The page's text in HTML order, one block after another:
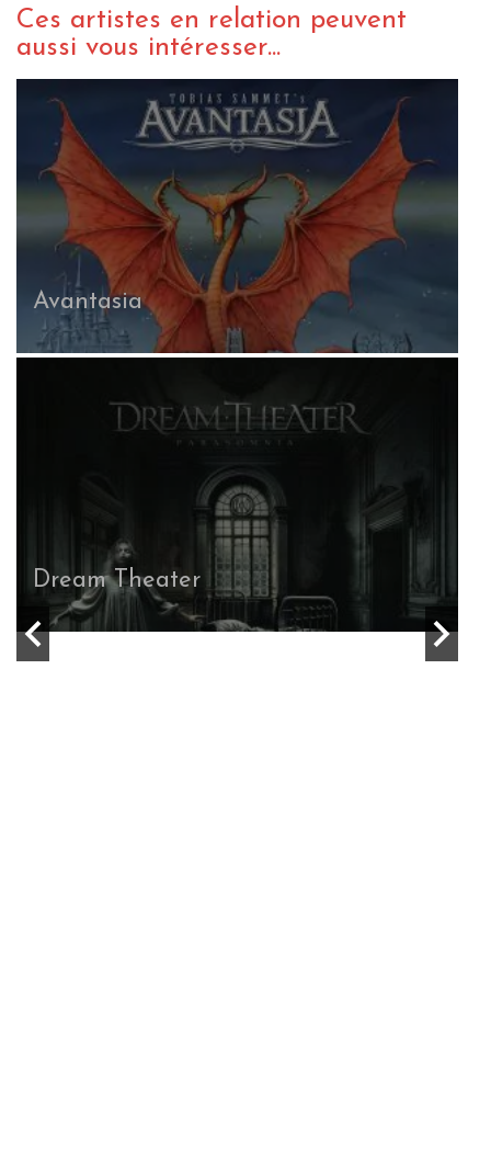
Ces artistes en relation peuvent
aussi vous intéresser...
Druparia
Tayne